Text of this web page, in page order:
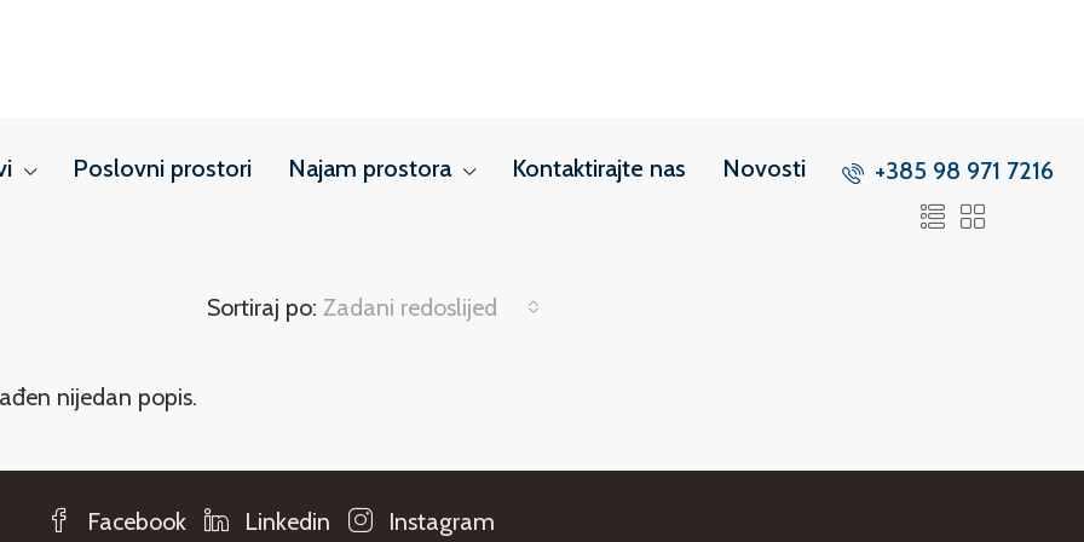
Poslovni prostori Najam prostora Kontaktirajte nas Novosti +385 98 971 7216
Sortiraj po: Zadani redoslijed
nijedan popis.
Facebook Linkedin Instagram